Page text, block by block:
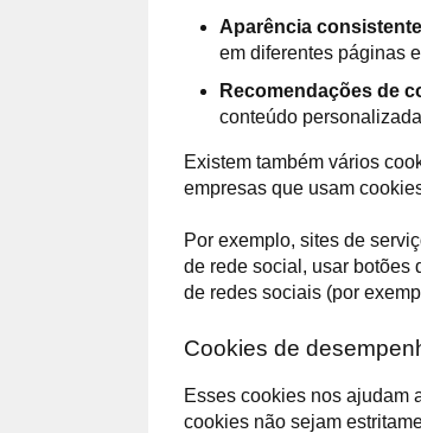
Aparência
em diferentes páginas
Recomendações de
conteúdo
Existem também vários
empresas que usam
Por exemplo, sites de
de rede social, usar botões
de redes sociais (por
Cookies de
Esses cookies nos ajudam
cookies não sejam